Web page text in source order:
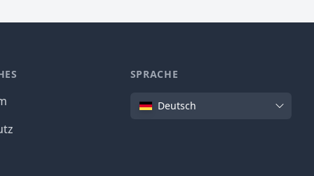
SPRACHE
SpracheDeutsch